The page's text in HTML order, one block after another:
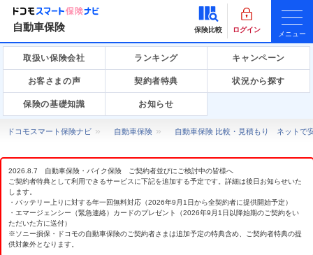
自動車保険 保険比較 ログイン
メニュー
取扱い保険会社 ランキング キャンペーン
お客さまの声 契約者特典 状況から探す
保険の基礎知識 お知らせ
ドコモスマート保険ナビ 自動車保険 自動車保険 比較・見積もり ネットで
2026.8.7 自動車保険・バイク保険 ご契約者並びにご検討中の皆様へ
ご契約者特典として利用できるサービスに下記を追加する予定です。詳細は後日お知らせいた
します。
・バッテリー上りに対する年一回無料対応（2026年9月1日から全契約者に提供開始予定）
・エマージェンシー（緊急連絡）カードのプレゼント（2026年9月1日以降始期のご契約をい
ただいた方に送付）
※ソニー損保・ドコモの自動車保険のご契約者さまは追加予定の特典含め、ご契約者特典の提
供対象外となります。